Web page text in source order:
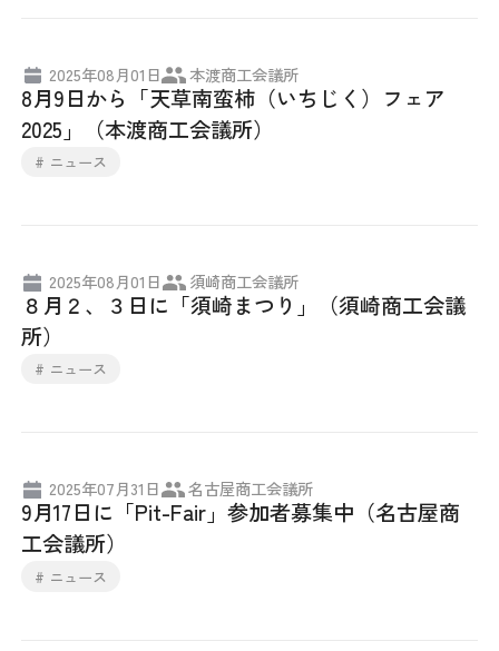
採用情報
アクセス
2025年08月01日 本渡商工会議所
8月9日から「天草南蛮柿（いちじく）フェア
2025」（本渡商工会議所）
# ニュース
2025年08月01日 須崎商工会議所
８月２、３日に「須崎まつり」（須崎商工会議
所）
# ニュース
2025年07月31日 名古屋商工会議所
9月17日に「Pit-Fair」参加者募集中（名古屋商
工会議所）
# ニュース